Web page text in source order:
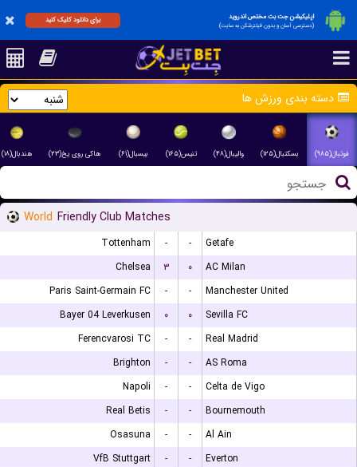
اپلیکیشن جت بت مختص اندروید
(دسترسی آسان و بدون فیلترشکن به سایت)
برای دانلود کلیک کنید
دسته بندی ورزش ها
فوتبال(۹۸۵) بسکتبال(۱۲۵) والیبال(۴۸) تنیس(۱۶۵) بیسبال(۶۱) هاکی روی یخ(۲۳) هندبال(۱۸)
World Friendly Club Matches
Tottenham - -
Getafe
Chelsea
۳ ۰
AC Milan
Paris Saint-Germain FC
- -
Manchester United
Bayer 04 Leverkusen
۰ ۰
Sevilla FC
Ferencvarosi TC
- -
Real Madrid
Brighton
- -
AS Roma
Napoli
- -
Celta de Vigo
Real Betis
- -
Bournemouth
Osasuna
- -
Al Ain
VfB Stuttgart
- -
Everton